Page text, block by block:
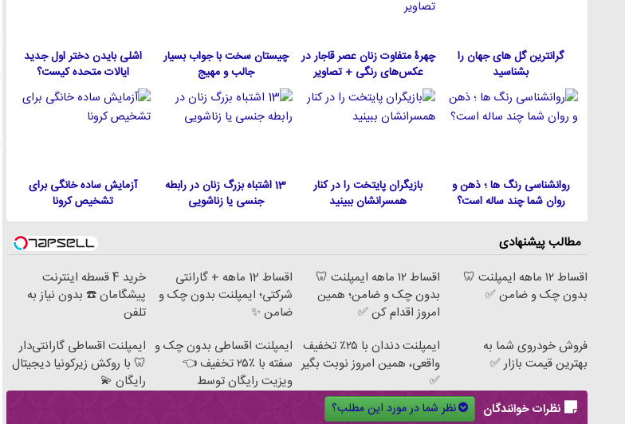
گرانترین گل های جهان را
بشناسید
چهرۀ متفاوت زنان عصر قاجار در
عکس‌های رنگی + تصاویر
چیستان سخت با جواب بسیار
جالب و مهیج
اشلی بایدن دختر اول جدید
ایالات متحده كيست؟
روانشناسی رنگ ها ؛ ذهن و
روان شما چند ساله است؟
بازیگران پایتخت را در کنار
همسرانشان ببینید
13 اشتباه بزرگ زنان در رابطه
جنسی یا زناشویی
آزمایش ساده خانگی برای
تشخیص کرونا
مطالب پیشنهادی
اقساط ۱۲ ماهه ایمپلنت 🦷
بدون چک و ضامن ✅
اقساط ۱۲ ماهه ایمپلنت 🦷
بدون چک و ضامن؛ همین
امروز اقدام کن ✅
اقساط 12 ماهه + گارانتی
شرکتی؛ ایمپلنت بدون چک و
ضامن ✨
خرید 4 قسطه اینترنت
پیشگامان ☎️ بدون نیاز به
تلفن
فروش خودروی شما به
بهترین قیمت بازار ✅
ایمپلنت دندان با ۲۵٪ تخفیف
واقعی، همین امروز نوبت بگیر
✅
ایمپلنت اقساطی بدون چک و
سفته با ٪۲۵ تخفیف 👈
ویزیت رایگان توسط
ایمپلنت اقساطی گارانتی‌دار
🦷 با روکش زیرکونیا دیجیتال
رایگان 💫
نظرات خوانندگان
نظر شما در مورد این مطلب؟